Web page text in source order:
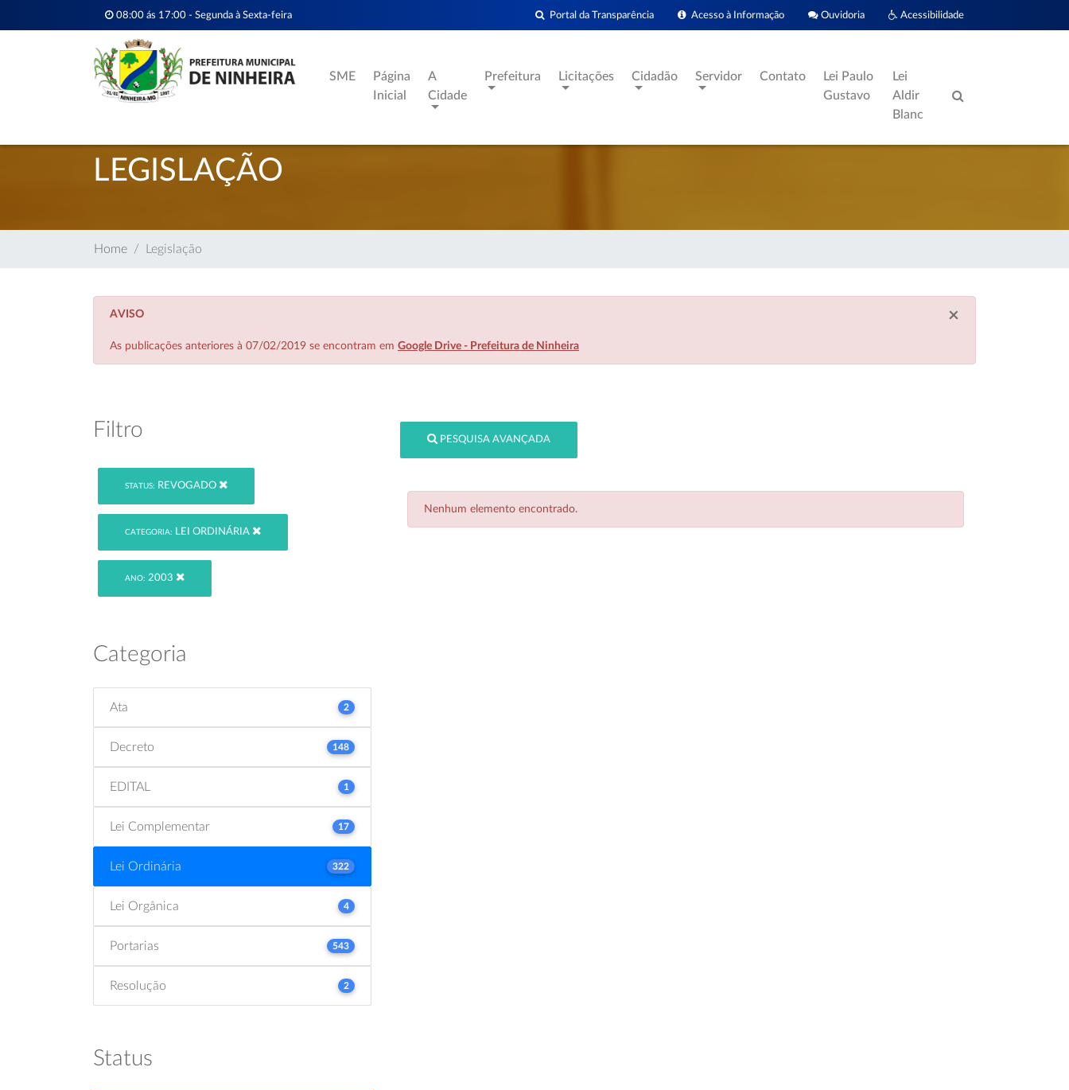
08:00 ás 17:00 - Segunda à Sexta-feira Acessibilidade
Ouvidoria
Acesso à Informação
Portal da Transparência
SME
Página
Inicial
A
Cidade
Prefeitura Licitações Cidadão Servidor Contato
Lei Paulo
Gustavo
Lei
Aldir
Blanc
LEGISLAÇÃO
Home Legislação
×
AVISO
As publicações anteriores à 07/02/2019 se encontram em Google Drive - Prefeitura de Ninheira
Filtro
STATUS: REVOGADO
CATEGORIA: LEI ORDINÁRIA
ANO: 2003
Categoria
Ata 2
Decreto 148
EDITAL 1
Lei Complementar 17
Lei Ordinária 322
Lei Orgânica 4
Portarias 543
Resolução 2
Status
PESQUISA AVANÇADA
Nenhum elemento encontrado.